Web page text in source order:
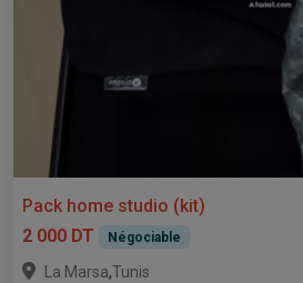
Pack home studio (kit)
2 000 DT
Négociable
La Marsa,Tunis